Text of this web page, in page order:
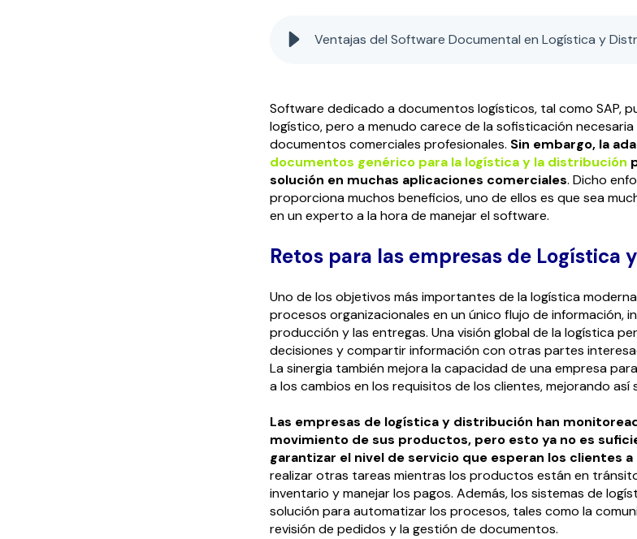
Ventajas del Software Documental en Logística y
Software dedicado a documentos logísticos, tal como SAP,
logístico, pero a menudo carece de la sofisticación
documentos comerciales profesionales. Sin embargo, la
documentos genérico para la logística y la distribución
solución en muchas aplicaciones comerciales. Dicho
proporciona muchos beneficios, uno de ellos es que sea
en un experto a la hora de manejar el software.
Retos para las empresas de Logística
Uno de los objetivos más importantes de la logística
procesos organizacionales en un único flujo de información,
producción y las entregas. Una visión global de la logística
decisiones y compartir información con otras partes
La sinergia también mejora la capacidad de una empresa
a los cambios en los requisitos de los clientes, mejorando así
Las empresas de logística y distribución han
movimiento de sus productos, pero esto ya no es
garantizar el nivel de servicio que esperan los clientes a
realizar otras tareas mientras los productos están en
inventario y manejar los pagos. Además, los sistemas de
solución para automatizar los procesos, tales como la
revisión de pedidos y la gestión de documentos.